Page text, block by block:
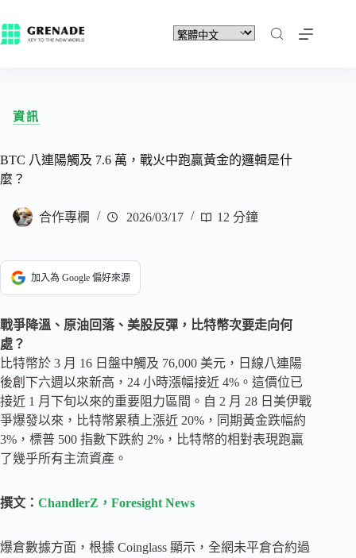
資訊
BTC 八連陽觸及 7.6 萬，戰火中跑贏黃金的邏輯是什
麼？
合作專欄 2026/03/17 12 分鐘
加入為 Google 偏好來源
戰爭降溫、原油回落、美股反彈，比特幣次要走向何
處？
比特幣於 3 月 16 日盤中觸及 76,000 美元，日線八連陽
後創下六週以來新高，24 小時漲幅接近 4%。這價位已
接近 1 月下旬以來的重要阻力區間。自 2 月 28 日美伊戰
爭爆發以來，比特幣累積上漲近 20%，同期黃金跌幅約
3%，標普 500 指數下跌約 2%，比特幣的相對表現跑贏
了幾乎所有主流資產。
撰文： ChandlerZ，Foresight News
爆倉數據方面，根據 Coinglass 顯示，全網未平倉合約過